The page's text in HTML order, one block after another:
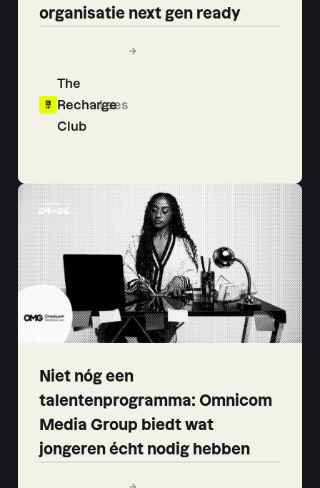
organisatie next gen ready
The
Recharge
Club
Lees
Niet nóg een
talentenprogramma: Omnicom
Media Group biedt wat
jongeren écht nodig hebben
04-06